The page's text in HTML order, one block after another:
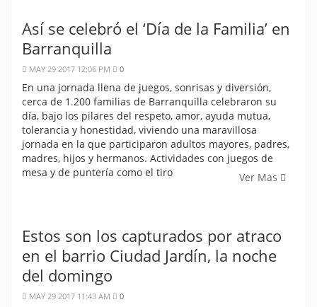
Así se celebró el ‘Día de la Familia’ en
Barranquilla
MAY 29 2017 12:06 PM 0
En una jornada llena de juegos, sonrisas y diversión,
cerca de 1.200 familias de Barranquilla celebraron su
día, bajo los pilares del respeto, amor, ayuda mutua,
tolerancia y honestidad, viviendo una maravillosa
jornada en la que participaron adultos mayores, padres,
madres, hijos y hermanos. Actividades con juegos de
mesa y de puntería como el tiro
Ver Mas
Estos son los capturados por atraco
en el barrio Ciudad Jardín, la noche
del domingo
MAY 29 2017 11:43 AM 0